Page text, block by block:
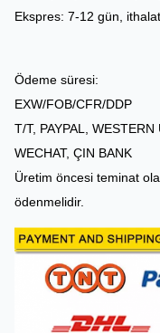
Ekspres: 7-12 gün,
Ödeme süresi:
EXW/FOB/CFR/DDP
T/T, PAYPAL, WESTERN
WECHAT, ÇIN BANK
Üretim öncesi teminat
ödenmelidir.